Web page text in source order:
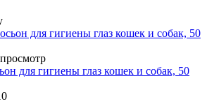
для гигиены глаз кошек и собак, 50